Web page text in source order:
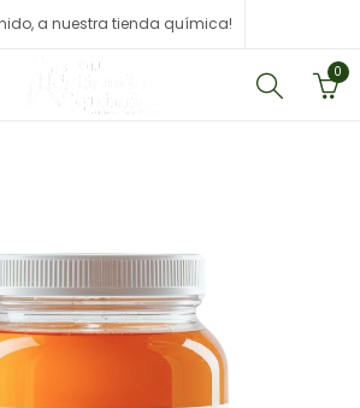
a nuestra tienda química!
0